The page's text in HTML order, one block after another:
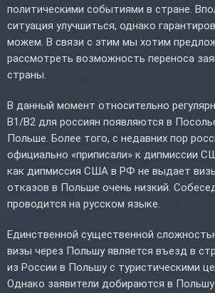
политическими событиями в стране.
ситуация улучшиться, однако
можем. В связи с этим мы хотим
рассмотреть возможность переноса
страны.
В данный момент относительно
B1/B2 для россиян появляются в
Польше. Более того, с недавних пор
официально «приписали» к дипмиссии
как дипмиссия США в РФ не выдает
отказов в Польше очень низкий.
проводится на русском языке.
Единственной существенной
визы через Польшу является въезд в
из России в Польшу с туристическими
Однако заявители добираются в Польшу